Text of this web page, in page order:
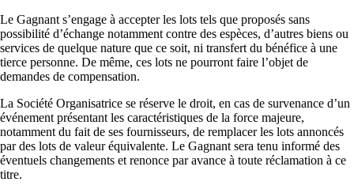
Le Gagnant s’engage à accepter les lots tels que proposés sans
possibilité d’échange notamment contre des espèces, d’autres biens ou
services de quelque nature que ce soit, ni transfert du bénéfice à une
tierce personne. De même, ces lots ne pourront faire l’objet de
demandes de compensation.
La Société Organisatrice se réserve le droit, en cas de survenance d’un
événement présentant les caractéristiques de la force majeure,
notamment du fait de ses fournisseurs, de remplacer les lots annoncés
par des lots de valeur équivalente. Le Gagnant sera tenu informé des
éventuels changements et renonce par avance à toute réclamation à ce
titre.